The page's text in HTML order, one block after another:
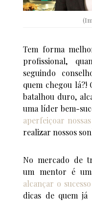
Tem forma
profissional,
seguindo
quem chegou lá?!
batalhou duro,
uma líder bem-
aperfeiçoar
realizar nossos
No mercado de
um mentor é
alcançar o
dicas de quem